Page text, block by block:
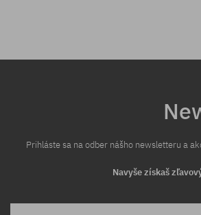
Prihláste sa na odber nášho newsletteru a
Navyše získaš